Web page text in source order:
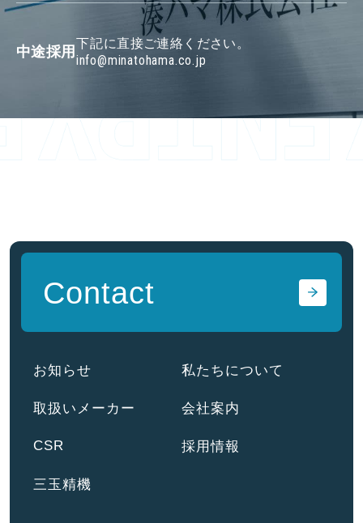
中途採用
に直接ご連絡ください。
info@minatohama.co.jp
お知らせ 私たちについて
取扱いメーカー 会社案内
CSR 採用情報
三玉精機
Contact